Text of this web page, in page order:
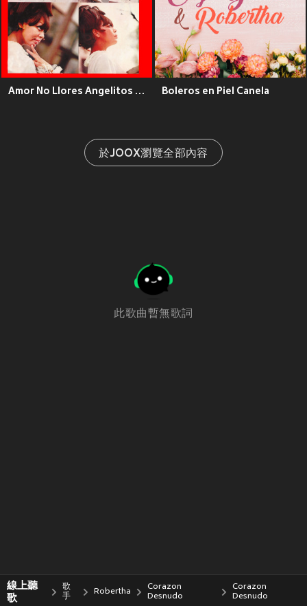
Amor No Llores Angelitos Negros Boleros en Piel Canela
於JOOX瀏覽全部內容
此歌曲暫無歌詞
線上聽
歌
歌
手
Robertha
Corazon
Desnudo
Corazon
Desnudo